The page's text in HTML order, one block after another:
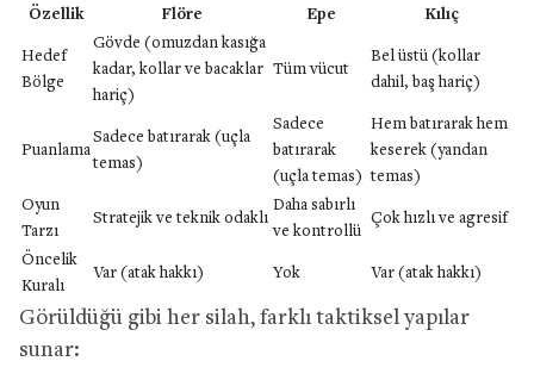
Özellik Flöre Epe Kılıç
Hedef
Bölge
Gövde (omuzdan kasığa
kadar, kollar ve bacaklar
hariç)
Tüm vücut
Bel üstü (kollar
dahil, baş hariç)
Puanlama
Sadece batırarak (uçla
temas)
Sadece
batırarak
(uçla temas)
Hem batırarak hem
keserek (yandan
temas)
Oyun
Tarzı
Stratejik ve teknik odaklı
Daha sabırlı
ve kontrollü
Çok hızlı ve agresif
Öncelik
Kuralı
Var (atak hakkı) Yok Var (atak hakkı)
Görüldüğü gibi her silah, farklı taktiksel yapılar
sunar: